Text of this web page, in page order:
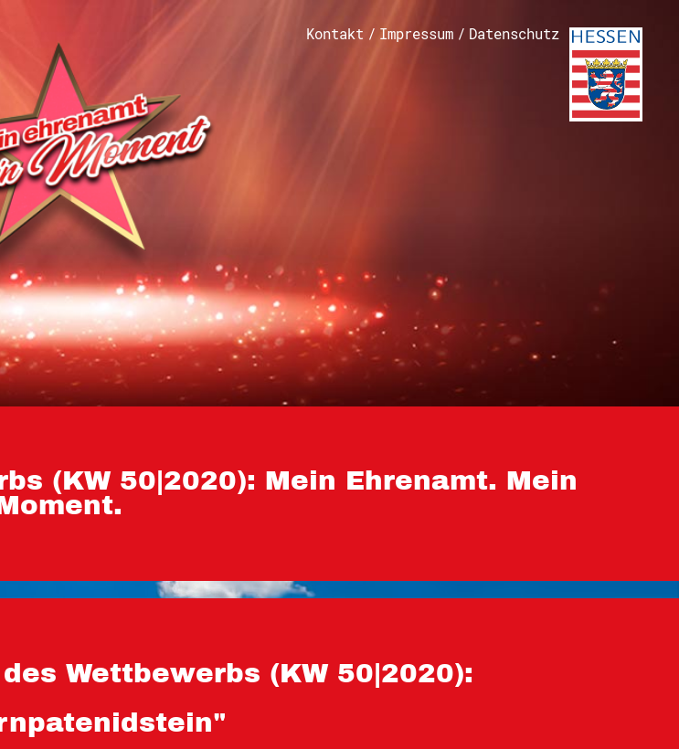
Dein Ehrenamt ist Herzenssache
MeinMoment
KlappeAuf
80 Jahre Hessen
Kontakt / Impressum / Datenschutz
(KW 50|2020): Mein Ehrenamt. Mein
Wettbewerbs (KW 50|2020):